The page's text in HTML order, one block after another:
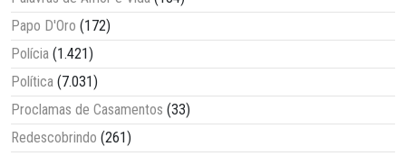
Papo D'Oro (172)
Polícia (1.421)
Política (7.031)
Proclamas de Casamentos (33)
Redescobrindo (261)